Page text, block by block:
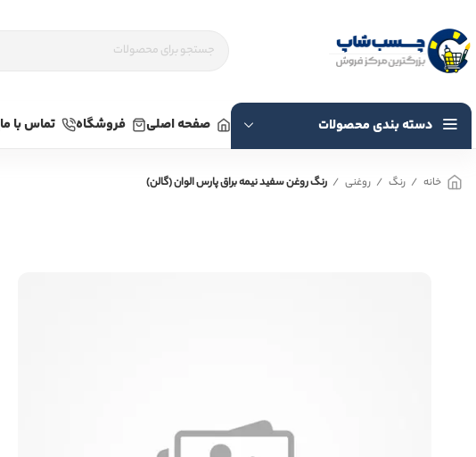
دسته بندی محصولات صفحه اصلی فروشگاه تماس با ما
خانه رنگ روغنی رنگ روغن سفید نیمه براق پارس الوان (گالن)